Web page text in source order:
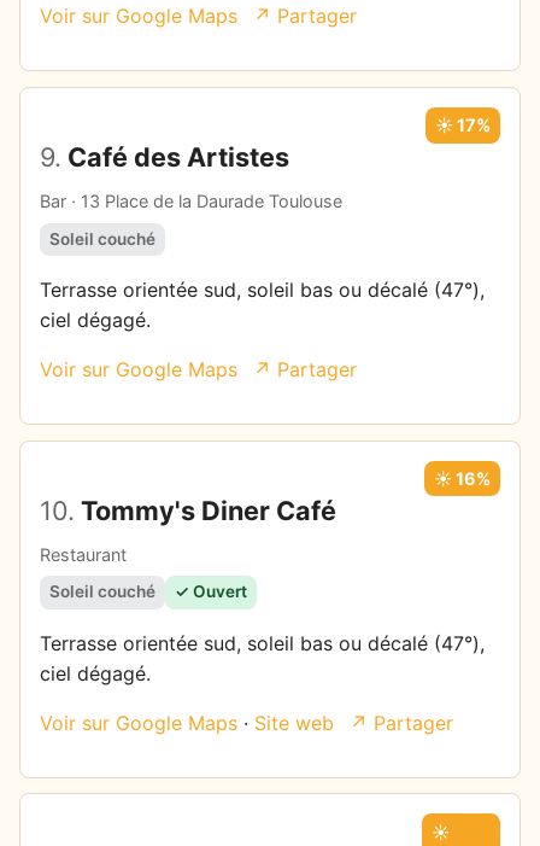
Voir sur Google Maps ↗ Partager
9. Café des Artistes
Bar · 13 Place de la Daurade Toulouse
☀️ 17%
Soleil couché
Terrasse orientée sud, soleil bas ou décalé (47°),
ciel dégagé.
Voir sur Google Maps ↗ Partager
10. Tommy's Diner Café
Restaurant
☀️ 16%
Soleil couché ✓ Ouvert
Terrasse orientée sud, soleil bas ou décalé (47°),
ciel dégagé.
Voir sur Google Maps · Site web ↗ Partager
☀️